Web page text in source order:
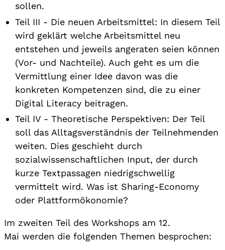
sollen.
Teil III - Die neuen Arbeitsmittel: In diesem Teil
wird geklärt welche Arbeitsmittel neu
entstehen und jeweils angeraten seien können
(Vor- und Nachteile). Auch geht es um die
Vermittlung einer Idee davon was die
konkreten Kompetenzen sind, die zu einer
Digital Literacy beitragen.
Teil IV - Theoretische Perspektiven: Der Teil
soll das Alltagsverständnis der Teilnehmenden
weiten. Dies geschieht durch
sozialwissenschaftlichen Input, der durch
kurze Textpassagen niedrigschwellig
vermittelt wird. Was ist Sharing-Economy
oder Plattformökonomie?
Im zweiten Teil des Workshops am 12.
Mai werden die folgenden Themen besprochen: